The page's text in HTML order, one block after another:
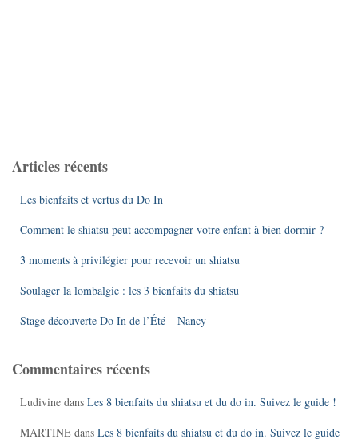
Articles récents
Les bienfaits et vertus du Do In
Comment le shiatsu peut accompagner votre enfant à bien dormir ?
3 moments à privilégier pour recevoir un shiatsu
Soulager la lombalgie : les 3 bienfaits du shiatsu
Stage découverte Do In de l’Été – Nancy
Commentaires récents
Ludivine dans Les 8 bienfaits du shiatsu et du do in. Suivez le guide !
MARTINE dans Les 8 bienfaits du shiatsu et du do in. Suivez le guide